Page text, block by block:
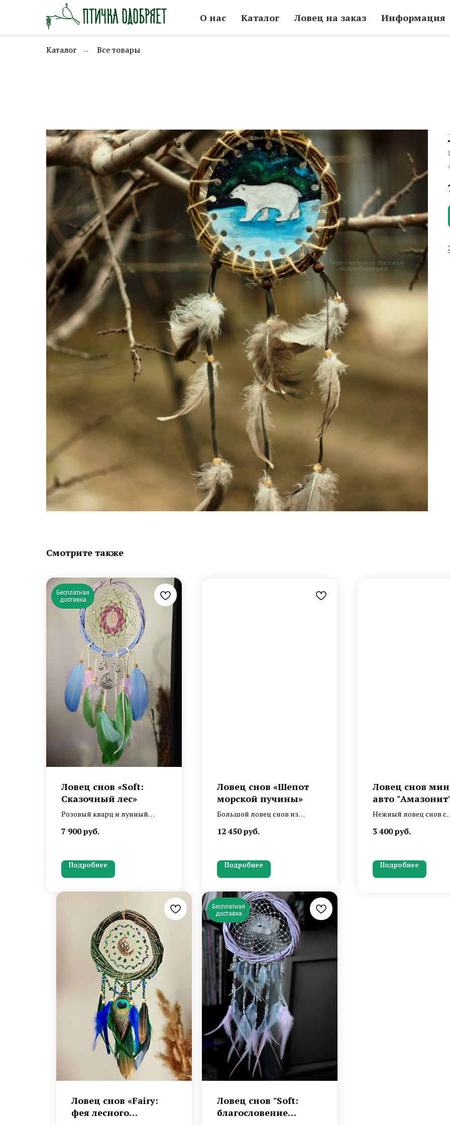
О нас Каталог Ловец на заказ Информация
Каталог → Все товары
Смотрите также
Бесплатная
доставка
Ловец снов «Soft:
Сказочный лес»
Розовый кварц и лунный
оттенков с воздушным
7 900руб.
Подробнее
Ловец снов «Шепот
морской пучины»
Большой ловец снов из
ракушками и морской
старая палуба корабля.
12 450руб.
Подробнее
Ловец снов
авто
Нежный ловец снов с
оперением лебедя
3 400руб.
Подробнее
Ловец снов «Fairy:
фея лесного
Бесплатная
доставка
Ловец снов "Soft:
благословение